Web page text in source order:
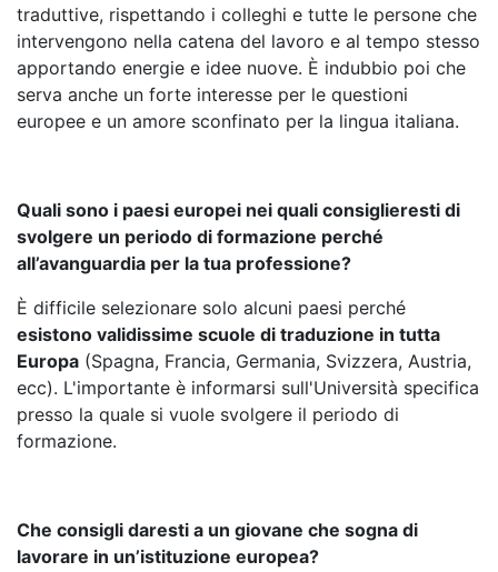
traduttive, rispettando i colleghi e tutte le persone che
intervengono nella catena del lavoro e al tempo stesso
apportando energie e idee nuove. È indubbio poi che
serva anche un forte interesse per le questioni
europee e un amore sconfinato per la lingua italiana.
Quali sono i paesi europei nei quali consiglieresti di
svolgere un periodo di formazione perché
all’avanguardia per la tua professione?
È difficile selezionare solo alcuni paesi perché
esistono validissime scuole di traduzione in tutta
Europa (Spagna, Francia, Germania, Svizzera, Austria,
ecc). L'importante è informarsi sull'Università specifica
presso la quale si vuole svolgere il periodo di
formazione.
Che consigli daresti a un giovane che sogna di
lavorare in un’istituzione europea?